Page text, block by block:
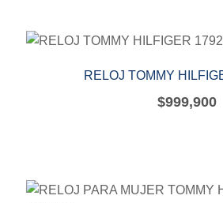
RELOJ TOMMY
$999,900